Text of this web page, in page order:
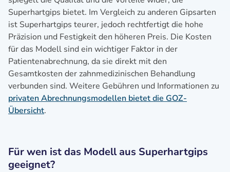
Superhartgips bietet. Im Vergleich zu anderen Gipsarten
ist Superhartgips teurer, jedoch rechtfertigt die hohe
Präzision und Festigkeit den höheren Preis. Die Kosten
für das Modell sind ein wichtiger Faktor in der
Patientenabrechnung, da sie direkt mit den
Gesamtkosten der zahnmedizinischen Behandlung
verbunden sind. Weitere Gebühren und Informationen zu
privaten Abrechnungsmodellen bietet die GOZ-
Übersicht.
Für wen ist das Modell aus Superhartgips
geeignet?